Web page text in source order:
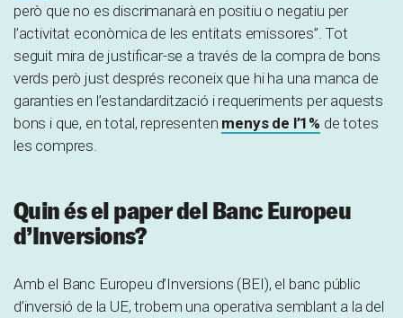
però que no es discrimanarà en positiu o negatiu per
l’activitat econòmica de les entitats emissores”. Tot
seguit mira de justificar-se a través de la compra de bons
verds però just després reconeix que hi ha una manca de
garanties en l’estandardització i requeriments per aquests
bons i que, en total, representen menys de l’1% de totes
les compres.
Quin és el paper del Banc Europeu
d’Inversions?
Amb el Banc Europeu d’Inversions (BEI), el banc públic
d’inversió de la UE, trobem una operativa semblant a la del